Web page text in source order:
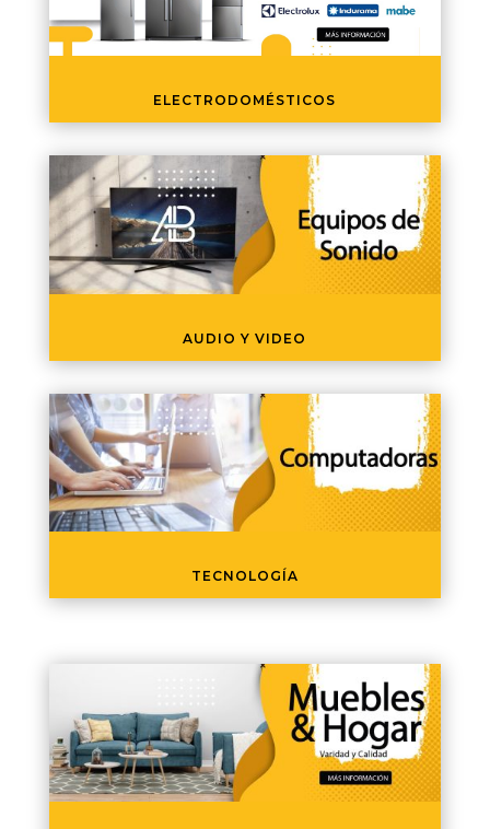
ELECTRODOMÉSTICOS
AUDIO Y VIDEO
TECNOLOGÍA